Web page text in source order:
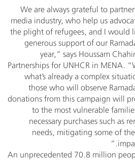
“We are always grateful to
media industry, who help us
the plight of refugees, and I would
generous support of our
year,” says Houssam
Partnerships for UNHCR in MENA.
what’s already a complex
those who will observe
donations from this campaign will
to the most vulnerable
necessary purchases such as
needs, mitigating some of
An unprecedented 70.8 million